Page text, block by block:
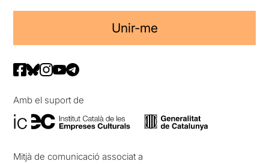
Unir-me
Amb el suport de
Mitjà de comunicació associat a